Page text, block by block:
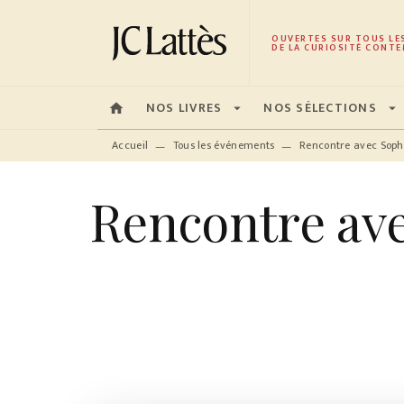
MENU RECHERCHE CONTENU
OUVERTES SUR TOUS
DE LA CURIOSITÉ
home NOS LIVRES arrow_drop_down NOS SÉLECTIONS arrow_drop_down
Accueil — Tous les événements — Rencontre avec
Rencontre